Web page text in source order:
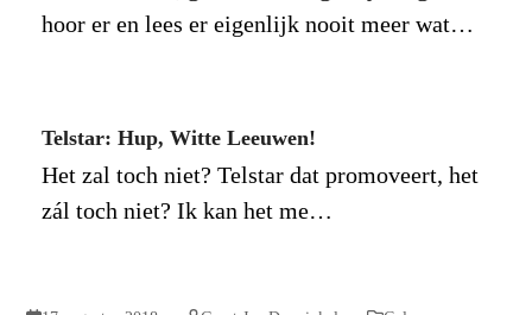
hoor er en lees er eigenlijk nooit meer wat…
Telstar: Hup, Witte Leeuwen!
Het zal toch niet? Telstar dat promoveert, het
zál toch niet? Ik kan het me…